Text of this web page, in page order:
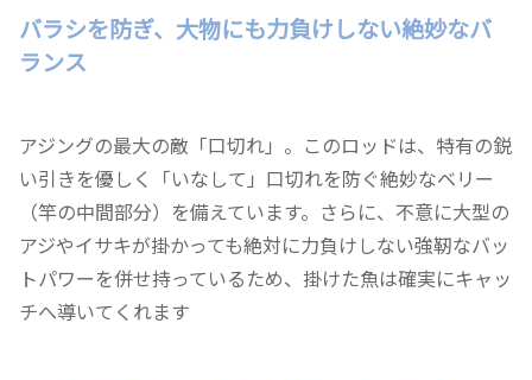
バラシを防ぎ、大物にも力負けしない絶妙なバ
ランス
アジングの最大の敵「口切れ」。このロッドは、特有の鋭
い引きを優しく「いなして」口切れを防ぐ絶妙なベリー
（竿の中間部分）を備えています。さらに、不意に大型の
アジやイサキが掛かっても絶対に力負けしない強靭なバッ
トパワーを併せ持っているため、掛けた魚は確実にキャッ
チへ導いてくれます